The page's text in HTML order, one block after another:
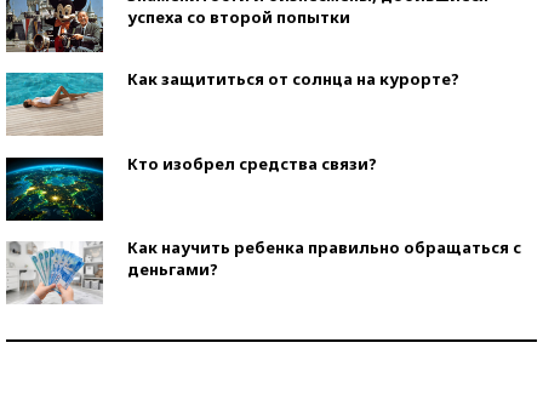
успеха со второй попытки
Как защититься от солнца на курорте?
Кто изобрел средства связи?
Как научить ребенка правильно обращаться с
деньгами?